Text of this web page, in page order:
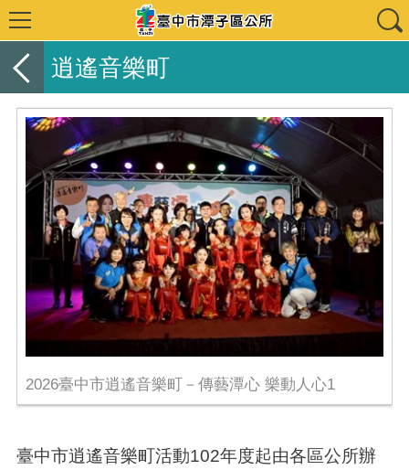
逍遙音樂町
2026臺中市逍遙音樂町－傳藝潭心 樂動人心1
臺中市逍遙音樂町活動102年度起由各區公所辦